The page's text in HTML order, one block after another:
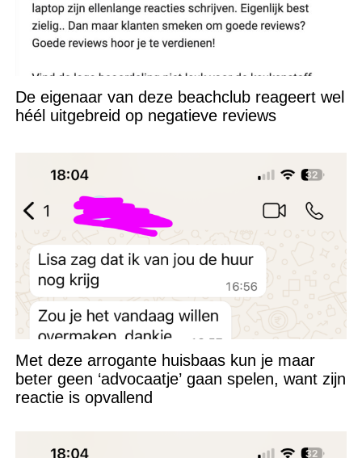
De eigenaar van deze beachclub reageert wel
héél uitgebreid op negatieve reviews
Met deze arrogante huisbaas kun je maar
beter geen ‘advocaatje’ gaan spelen, want zijn
reactie is opvallend